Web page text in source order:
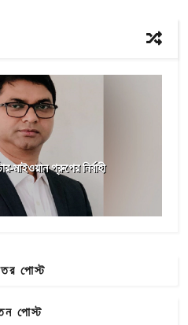
মাইওয়ান গ্রুপের নির্বাহী
পোস্ট
পোস্ট